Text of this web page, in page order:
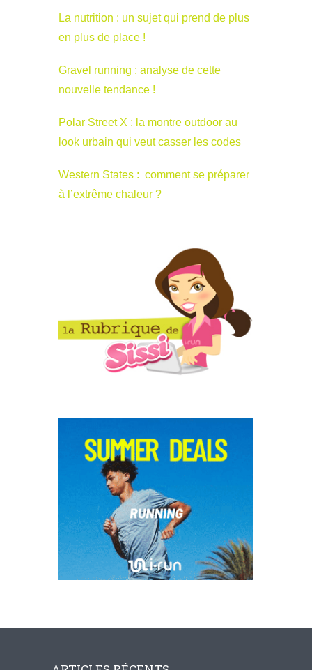
La nutrition : un sujet qui prend de plus
en plus de place !
Gravel running : analyse de cette
nouvelle tendance !
Polar Street X : la montre outdoor au
look urbain qui veut casser les codes
Western States : comment se préparer
à l’extrême chaleur ?